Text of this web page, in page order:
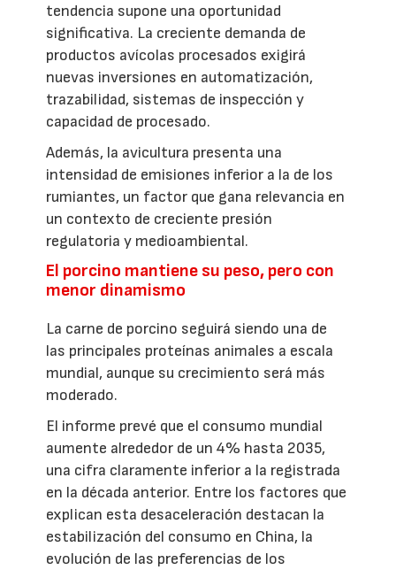
tendencia supone una oportunidad
significativa. La creciente demanda de
productos avícolas procesados exigirá
nuevas inversiones en automatización,
trazabilidad, sistemas de inspección y
capacidad de procesado.
Además, la avicultura presenta una
intensidad de emisiones inferior a la de los
rumiantes, un factor que gana relevancia en
un contexto de creciente presión
regulatoria y medioambiental.
El porcino mantiene su peso, pero con
menor dinamismo
La carne de porcino seguirá siendo una de
las principales proteínas animales a escala
mundial, aunque su crecimiento será más
moderado.
El informe prevé que el consumo mundial
aumente alrededor de un 4% hasta 2035,
una cifra claramente inferior a la registrada
en la década anterior. Entre los factores que
explican esta desaceleración destacan la
estabilización del consumo en China, la
evolución de las preferencias de los